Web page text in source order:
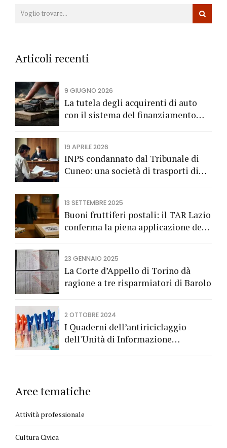
Articoli recenti
9 GIUGNO 2026
La tutela degli acquirenti di auto
con il sistema del finanziamento
19 APRILE 2026
INPS condannato dal Tribunale di
Cuneo: una società di trasporti di
13 SETTEMBRE 2025
Buoni fruttiferi postali: il TAR Lazio
conferma la piena applicazione del
fruttiferi postali.
23 GENNAIO 2025
La Corte d’Appello di Torino dà
ragione a tre risparmiatori di Barolo
2 OTTOBRE 2024
I Quaderni dell’antiriciclaggio
dell'Unità di Informazione
Aree tematiche
Attività professionale
Cultura Civica